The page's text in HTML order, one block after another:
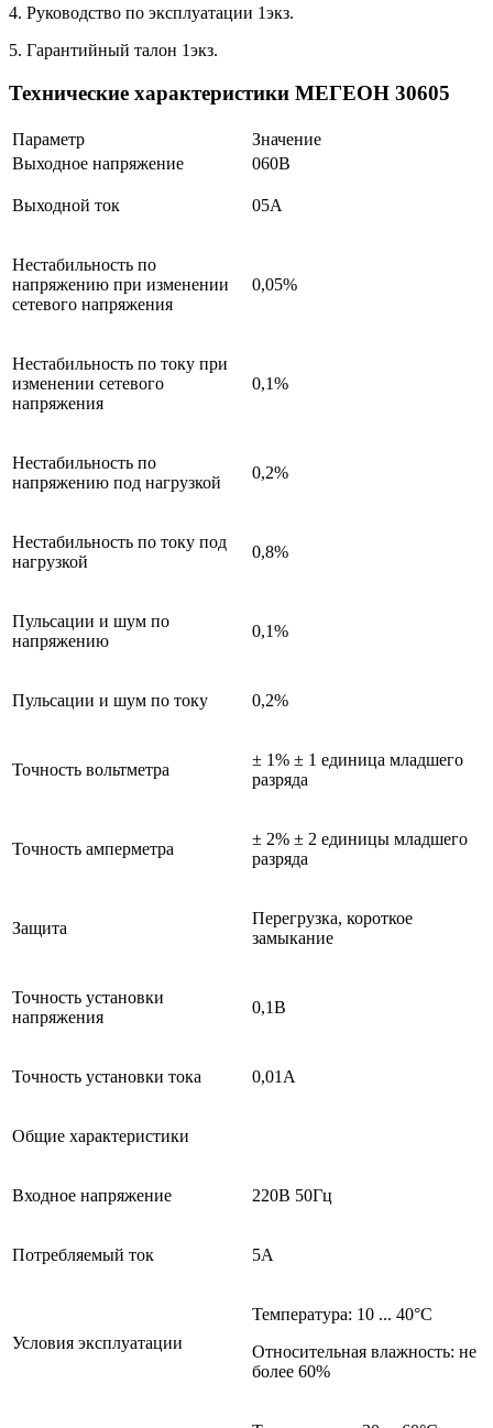
4. Руководство по эксплуатации 1экз.
5. Гарантийный талон 1экз.
Технические характеристики МЕГЕОН 30605
Параметр
Значение
Выходное напряжение
060В
Выходной ток 05А
Нестабильность по
напряжению при изменении
сетевого напряжения
0,05%
Нестабильность по току при
изменении сетевого
напряжения
0,1%
Нестабильность по
напряжению под нагрузкой
0,2%
Нестабильность по току под
нагрузкой
0,8%
Пульсации и шум по
напряжению
0,1%
Пульсации и шум по току 0,2%
Точность вольтметра
± 1% ± 1 единица младшего
разряда
Точность амперметра
± 2% ± 2 единицы младшего
разряда
Защита
Перегрузка, короткое
замыкание
Точность установки
напряжения
0,1В
Точность установки тока 0,01А
Общие характеристики
Входное напряжение 220В 50Гц
Потребляемый ток 5А
Условия эксплуатации
Температура: 10 ... 40°С
Относительная влажность: не
более 60%